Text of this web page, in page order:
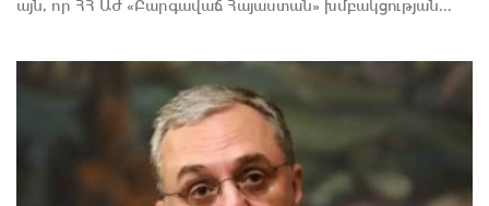
այն, որ ՀՀ ԱԺ «Բարգավաճ Հայաստան» խմբակցության...